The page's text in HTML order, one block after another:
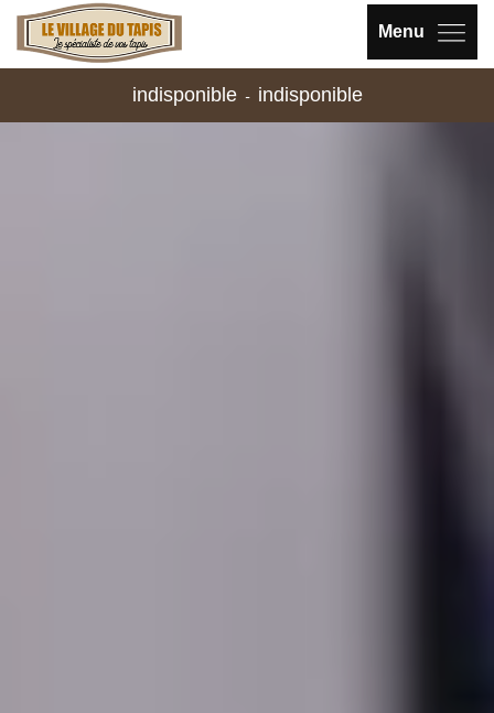
Menu
indisponible - indisponible